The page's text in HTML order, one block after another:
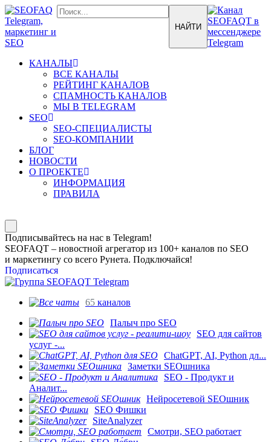
КАНАЛЫ
ВСЕ КАНАЛЫ
РЕЙТИНГ КАНАЛОВ
СПАМНОСТЬ КАНАЛОВ
МЫ В TELEGRAM
SEO
SEO-СПЕЦИАЛИСТЫ
SEO-КОМПАНИИ
БЛОГ
НОВОСТИ
О ПРОЕКТЕ
ИНФОРМАЦИЯ
ПРАВИЛА
Подписывайтесь на нас в Telegram!
SEOFAQT – новостной агрегатор из 100+ каналов по SEO
и маркетингу со всего Рунета. Подключайся!
Подписаться
65 каналов
Палыч про SEO
SEO для сайтов
услуг -...
ChatGPT, AI, Python дл...
Заметки SEOшника
SEO - Продукт и
Аналит...
Нейросетевой SEOшник
SEO Фишки
SiteAnalyzer
Смотри, SEO работает